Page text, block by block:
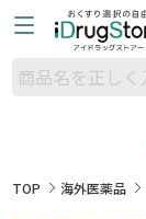
TOP
海外医薬品